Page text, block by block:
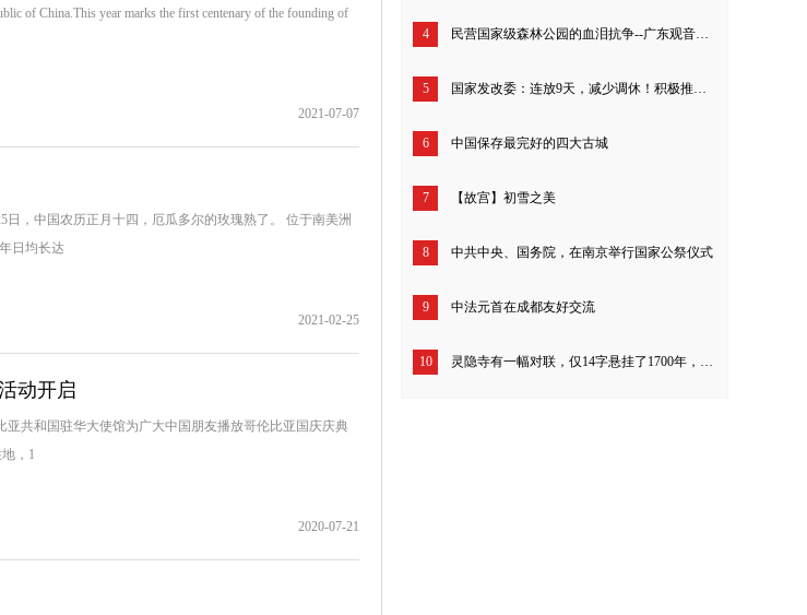
of China.This year marks the first centenary of the founding of
2021-07-07
，中国农历正月十四，厄瓜多尔的玫瑰熟了。 位于南美洲
日均长达
2021-02-25
动开启
亚共和国驻华大使馆为广大中国朋友播放哥伦比亚国庆庆典
，1
2020-07-21
4 民营国家级森林公园的血泪抗争--广东观音山26年来究竟经历了什么？
5 国家发改委：连放9天，减少调休！积极推动优化节假日安排
6 中国保存最完好的四大古城
7 【故宫】初雪之美
8 中共中央、国务院，在南京举行国家公祭仪式
9 中法元首在成都友好交流
10 灵隐寺有一幅对联，仅14字悬挂了1700年，开解一切不如意！